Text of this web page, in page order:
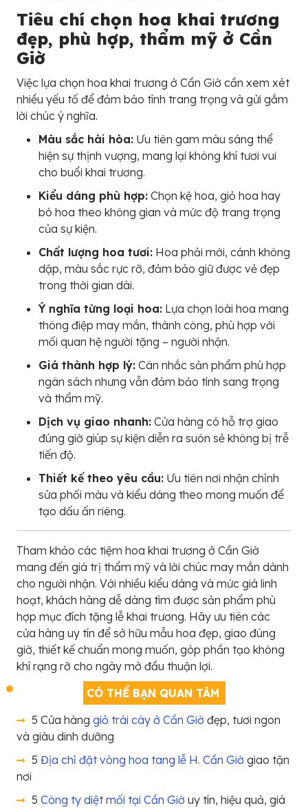
Tiêu chí chọn hoa khai trương
đẹp, phù hợp, thẩm mỹ ở Cần
Giờ
Việc lựa chọn hoa khai trương ở Cần Giờ cần xem xét
nhiều yếu tố để đảm bảo tính trang trọng và gửi gắm
lời chúc ý nghĩa.
Màu sắc hài hòa: Ưu tiên gam màu sáng thể
hiện sự thịnh vượng, mang lại không khí tươi vui
cho buổi khai trương.
Kiểu dáng phù hợp: Chọn kệ hoa, giỏ hoa hay
bó hoa theo không gian và mức độ trang trọng
của sự kiện.
Chất lượng hoa tươi: Hoa phải mới, cánh không
dập, màu sắc rực rỡ, đảm bảo giữ được vẻ đẹp
trong thời gian dài.
Ý nghĩa từng loại hoa: Lựa chọn loài hoa mang
thông điệp may mắn, thành công, phù hợp với
mối quan hệ người tặng – người nhận.
Giá thành hợp lý: Cân nhắc sản phẩm phù hợp
ngân sách nhưng vẫn đảm bảo tính sang trọng
và thẩm mỹ.
Dịch vụ giao nhanh: Cửa hàng có hỗ trợ giao
đúng giờ giúp sự kiện diễn ra suôn sẻ không bị trễ
tiến độ.
Thiết kế theo yêu cầu: Ưu tiên nơi nhận chỉnh
sửa phối màu và kiểu dáng theo mong muốn để
tạo dấu ấn riêng.
Tham khảo các tiệm hoa khai trương ở Cần Giờ
mang đến giá trị thẩm mỹ và lời chúc may mắn dành
cho người nhận. Với nhiều kiểu dáng và mức giá linh
hoạt, khách hàng dễ dàng tìm được sản phẩm phù
hợp mục đích tặng lễ khai trương. Hãy ưu tiên các
cửa hàng uy tín để sở hữu mẫu hoa đẹp, giao đúng
giờ, thiết kế chuẩn mong muốn, góp phần tạo không
khí rạng rỡ cho ngày mở đầu thuận lợi.
CÓ THỂ BẠN QUAN TÂM
5 Cửa hàng giỏ trái cây ở Cần Giờ đẹp, tươi ngon
và giàu dinh dưỡng
5 Địa chỉ đặt vòng hoa tang lễ H. Cần Giờ giao tận
nơi
5 Công ty diệt mối tại Cần Giờ uy tín, hiệu quả, giá